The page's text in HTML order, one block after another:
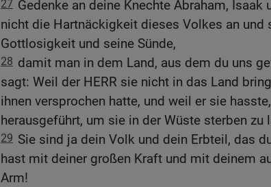
27 Gedenke an deine Knechte Abraham, Isaak
nicht die Hartnäckigkeit dieses Volkes an und
Gottlosigkeit und seine Sünde,
28 damit man in dem Land, aus dem du uns
sagt: Weil der HERR sie nicht in das Land
ihnen versprochen hatte, und weil er sie
herausgeführt, um sie in der Wüste sterben zu
29 Sie sind ja dein Volk und dein Erbteil, das
hast mit deiner großen Kraft und mit deinem
Arm!